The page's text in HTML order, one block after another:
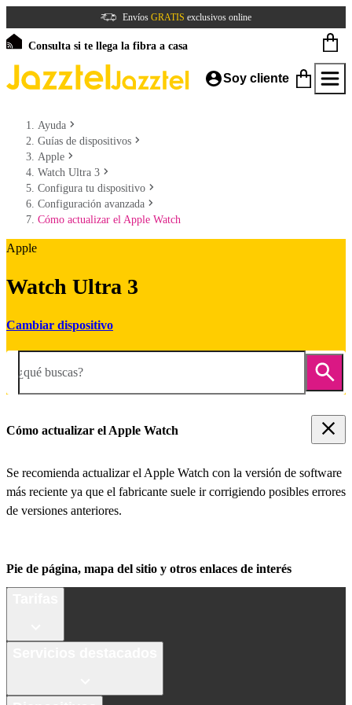
Envíos GRATIS exclusivos online
Consulta si te llega la fibra a casa
Soy cliente
Ayuda
Guías de dispositivos
Apple
Watch Ultra 3
Configura tu dispositivo
Configuración avanzada
Cómo actualizar el Apple Watch
Apple
Watch Ultra 3
Cambiar dispositivo
¿qué buscas?
Cómo actualizar el Apple Watch
Se recomienda actualizar el Apple Watch con la versión de software
más reciente ya que el fabricante suele ir corrigiendo posibles errores
de versiones anteriores.
Pie de página, mapa del sitio y otros enlaces de interés